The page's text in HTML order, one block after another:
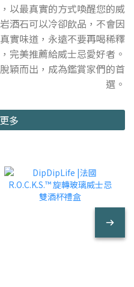
以最真實的方式喚醒您的威
酒石可以冷卻飲品，不會因
實味道，永遠不要再喝稀釋
完美推薦給威士忌愛好者。
穎而出，成為鑑賞家們的首
選。
多